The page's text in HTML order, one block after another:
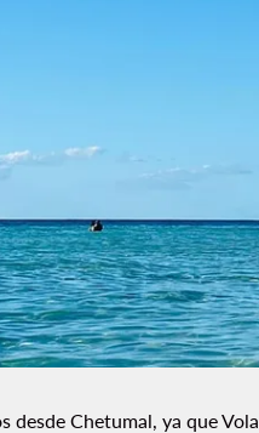
desde Chetumal, ya que